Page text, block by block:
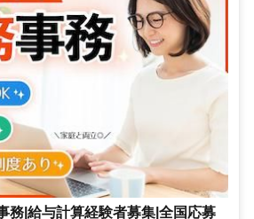
務|給与計算経験者募集|全国応募